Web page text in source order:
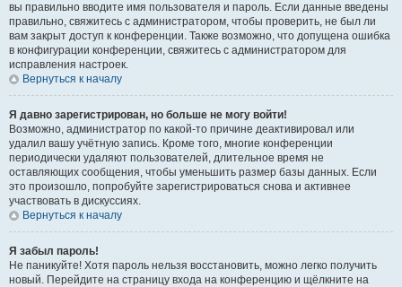
вы правильно вводите имя пользователя и пароль. Если данные введены
правильно, свяжитесь с администратором, чтобы проверить, не был ли
вам закрыт доступ к конференции. Также возможно, что допущена ошибка
в конфигурации конференции, свяжитесь с администратором для
исправления настроек.
Вернуться к началу
Я давно зарегистрирован, но больше не могу войти!
Возможно, администратор по какой-то причине деактивировал или
удалил вашу учётную запись. Кроме того, многие конференции
периодически удаляют пользователей, длительное время не
оставляющих сообщения, чтобы уменьшить размер базы данных. Если
это произошло, попробуйте зарегистрироваться снова и активнее
участвовать в дискуссиях.
Вернуться к началу
Я забыл пароль!
Не паникуйте! Хотя пароль нельзя восстановить, можно легко получить
новый. Перейдите на страницу входа на конференцию и щёлкните на